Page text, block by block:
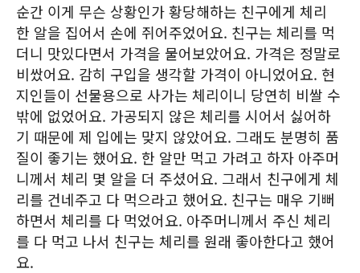
순간 이게 무슨 상황인가 황당해하는 친구에게 체리
한 알을 집어서 손에 쥐어주었어요. 친구는 체리를 먹
더니 맛있다면서 가격을 물어보았어요. 가격은 정말로
비쌌어요. 감히 구입을 생각할 가격이 아니었어요. 현
지인들이 선물용으로 사가는 체리이니 당연히 비쌀 수
밖에 없었어요. 가공되지 않은 체리를 시어서 싫어하
기 때문에 제 입에는 맞지 않았어요. 그래도 분명히 품
질이 좋기는 했어요. 한 알만 먹고 가려고 하자 아주머
니께서 체리 몇 알을 더 주셨어요. 그래서 친구에게 체
리를 건네주고 다 먹으라고 했어요. 친구는 매우 기뻐
하면서 체리를 다 먹었어요. 아주머니께서 주신 체리
를 다 먹고 나서 친구는 체리를 원래 좋아한다고 했어
요.